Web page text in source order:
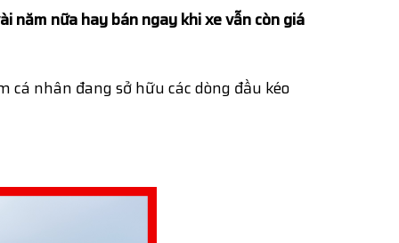
năm nữa hay bán ngay khi xe vẫn còn giá
nhân đang sở hữu các dòng đầu kéo